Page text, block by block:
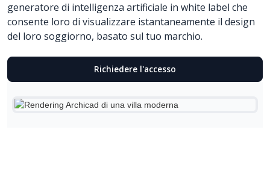
generatore di intelligenza artificiale in white label che
consente loro di visualizzare istantaneamente il design
del loro soggiorno, basato sul tuo marchio.
Richiedere l'accesso